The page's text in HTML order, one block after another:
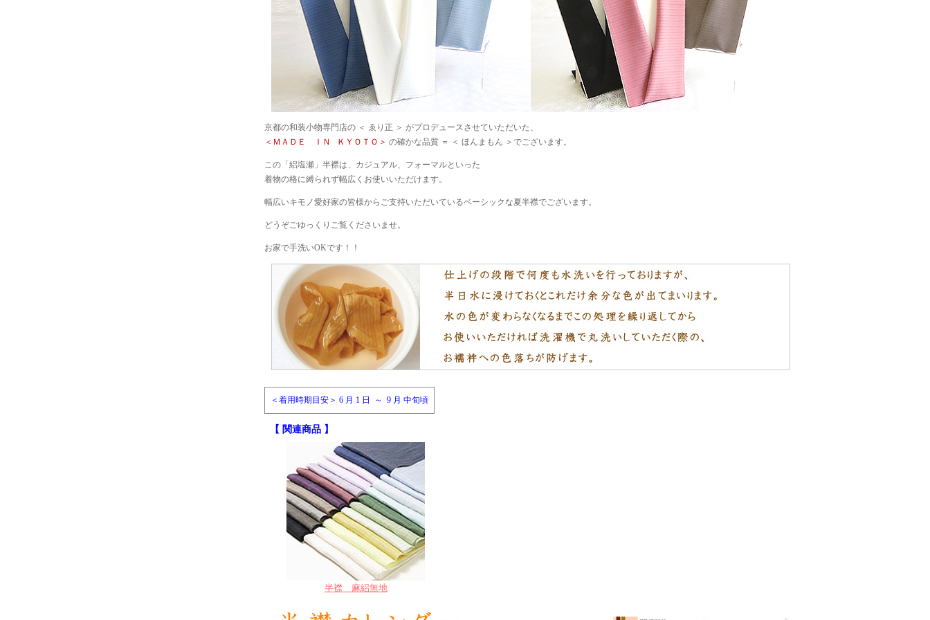
京都の和装小物専門店の ＜ ゑり正 ＞ がプロデュースさせていただいた、
＜ＭＡＤＥ ＩＮ ＫＹＯＴＯ＞ の確かな品質 ＝ ＜ ほんまもん ＞でございます。
この「絽塩瀬」半襟は、カジュアル、フォーマルといった
着物の格に縛られず幅広くお使いいただけます。
幅広いキモノ愛好家の皆様からご支持いただいているベーシックな夏半襟でございます。
どうぞごゆっくりご覧くださいませ。
お家で手洗いOKです！！
＜着用時期目安＞ 6 月 1 日 ～ 9 月 中旬頃
【 関連商品 】
半襟 麻絽無地